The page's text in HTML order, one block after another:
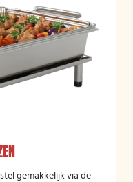
gemakkelijk via de